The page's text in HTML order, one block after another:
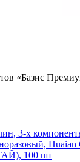
«Базис
3-х
Huaian
100 шт